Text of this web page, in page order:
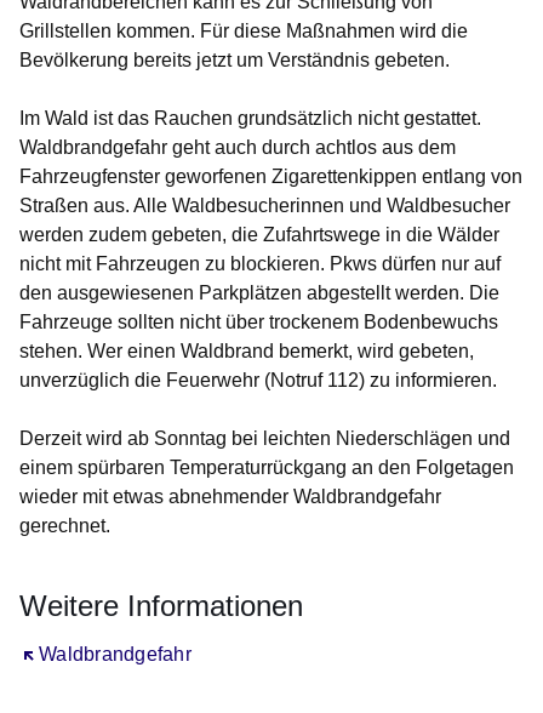
Grillstellen kommen. Für diese Maßnahmen wird die
Bevölkerung bereits jetzt um Verständnis gebeten.
Im Wald ist das Rauchen grundsätzlich nicht gestattet.
Waldbrandgefahr geht auch durch achtlos aus dem
Fahrzeugfenster geworfenen Zigarettenkippen entlang von
Straßen aus. Alle Waldbesucherinnen und Waldbesucher
werden zudem gebeten, die Zufahrtswege in die Wälder
nicht mit Fahrzeugen zu blockieren. Pkws dürfen nur auf
den ausgewiesenen Parkplätzen abgestellt werden. Die
Fahrzeuge sollten nicht über trockenem Bodenbewuchs
stehen. Wer einen Waldbrand bemerkt, wird gebeten,
unverzüglich die Feuerwehr (Notruf 112) zu informieren.
Derzeit wird ab Sonntag bei leichten Niederschlägen und
einem spürbaren Temperaturrückgang an den Folgetagen
wieder mit etwas abnehmender Waldbrandgefahr
gerechnet.
Weitere Informationen
Waldbrandgefahr
Öffnet sich in einem neuen Fenster